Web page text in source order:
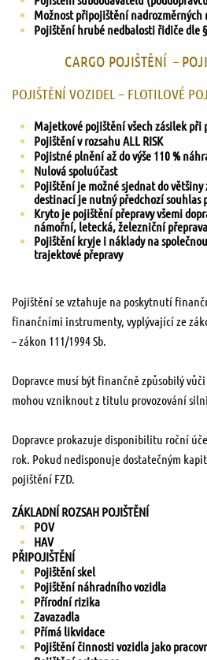
Možnost připojištění
Pojištění hrubé nedbalosti řidiče dle
CARGO POJIŠTĚNÍ –
POJIŠTĚNÍ VOZIDEL – FLOTILOVÉ
Majetkové pojištění všech zásilek při
Pojištění v rozsahu ALL RISK
Pojistné plnění až do výše 110 %
Nulová spoluúčast
Pojištění je možné sjednat do
destinací je nutný předchozí souhlas
Kryto je pojištění přepravy všemi
námořní, letecká, železniční
Pojištění kryje i náklady na
trajektové přepravy
Pojištění se vztahuje na poskytnutí
finančními instrumenty, vyplývající ze
– zákon 111/1994 Sb.
Dopravce musí být finančně způsobilý
mohou vzniknout z titulu provozování
Dopravce prokazuje disponibilitu roční
rok. Pokud nedisponuje dostatečným
pojištění FZD.
ZÁKLADNÍ ROZSAH POJIŠTĚNÍ
POV
HAV
PŘIPOJIŠTĚNÍ
Pojištění skel
Pojištění náhradního vozidla
Přírodní rizika
Zavazadla
Přímá likvidace
Pojištění činnosti vozidla jako